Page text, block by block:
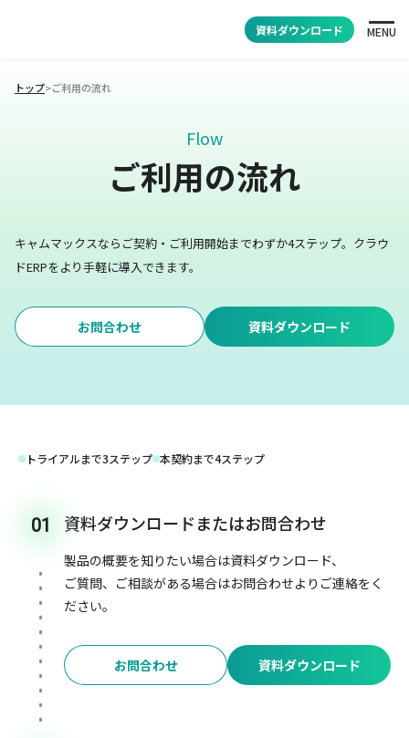
資料ダウンロード MENU
トップ>ご利用の流れ
Flow
ご利用の流れ
キャムマックスならご契約・ご利用開始までわずか4ステップ。 クラウ
ドERPをより手軽に導入できます。
お問合わせ 資料ダウンロード
トライアルまで3ステップ 本契約まで4ステップ
01 資料ダウンロードまたはお問合わせ
製品の概要を知りたい場合は資料ダウンロード、
ご質問、ご相談がある場合はお問合わせよりご連絡をく
ださい。
お問合わせ 資料ダウンロード